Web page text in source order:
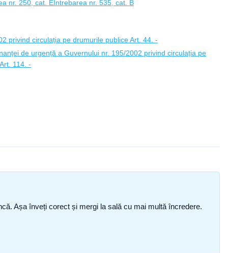
nr. 250, cat. EÎntrebarea nr. 535, cat. B
privind circulația pe drumurile publice Art. 44. -
de urgență a Guvernului nr. 195/2002 privind circulația pe
114. -
Așa înveți corect și mergi la sală cu mai multă încredere.